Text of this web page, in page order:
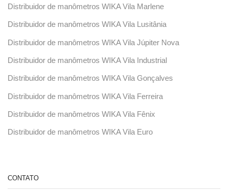
Distribuidor de manômetros WIKA Vila Marlene
Distribuidor de manômetros WIKA Vila Lusitânia
Distribuidor de manômetros WIKA Vila Júpiter Nova
Distribuidor de manômetros WIKA Vila Industrial
Distribuidor de manômetros WIKA Vila Gonçalves
Distribuidor de manômetros WIKA Vila Ferreira
Distribuidor de manômetros WIKA Vila Fênix
Distribuidor de manômetros WIKA Vila Euro
CONTATO